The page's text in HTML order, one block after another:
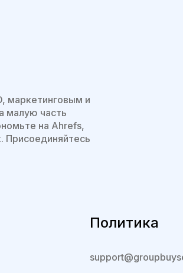
маркетинговым и
малую часть
на Ahrefs,
Присоединяйтесь
Политика